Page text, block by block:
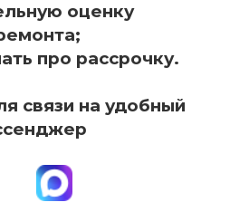
оценку
про рассрочку.
связи на удобный